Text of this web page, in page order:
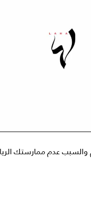
عدم ممارستك